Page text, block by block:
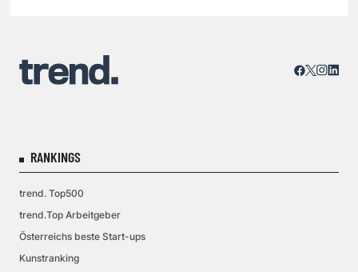
RANKINGS
trend. Top500
trend.Top Arbeitgeber
Österreichs beste Start-ups
Kunstranking